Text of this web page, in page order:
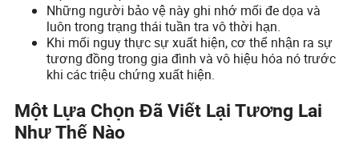
Những người bảo vệ này ghi nhớ mối đe dọa và
luôn trong trạng thái tuần tra vô thời hạn.
Khi mối nguy thực sự xuất hiện, cơ thể nhận ra sự
tương đồng trong gia đình và vô hiệu hóa nó trước
khi các triệu chứng xuất hiện.
Một Lựa Chọn Đã Viết Lại Tương Lai
Như Thế Nào